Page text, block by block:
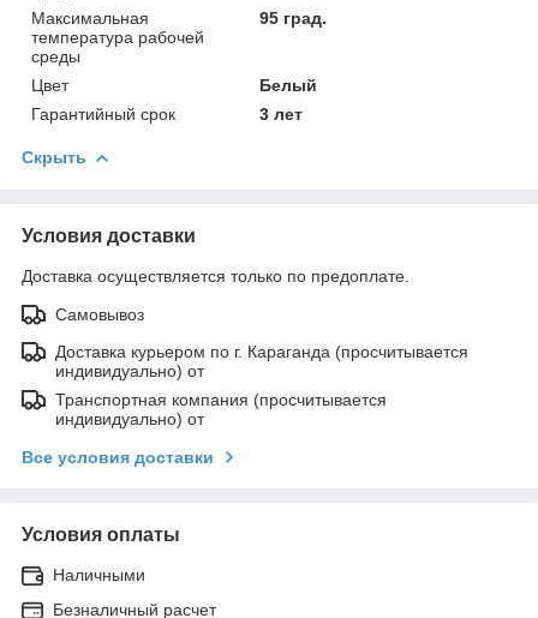
Максимальная
температура рабочей
среды
95 град.
Цвет
Белый
Гарантийный срок
3 лет
Скрыть
Условия доставки
Доставка осуществляется только по предоплате.
Самовывоз
Доставка курьером по г. Караганда (просчитывается
индивидуально) от
Транспортная компания (просчитывается
индивидуально) от
Все условия доставки
Условия оплаты
Наличными
Безналичный расчет